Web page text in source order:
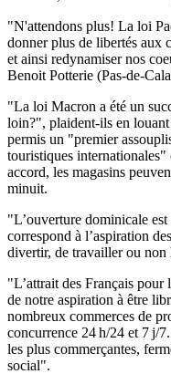
"N'attendons plus! La loi
donner plus de libertés aux
et ainsi redynamiser nos
Benoit Potterie (Pas-de-
"La loi Macron a été un
loin?", plaident-ils en
permis un "premier
touristiques
accord, les magasins
minuit.
"L’ouverture dominicale
correspond à l’aspiration
divertir, de travailler ou non
"L’attrait des Français pour
de notre aspiration à être
nombreux commerces de
concurrence 24 h/24 et 7 j/
les plus commerçantes,
social".